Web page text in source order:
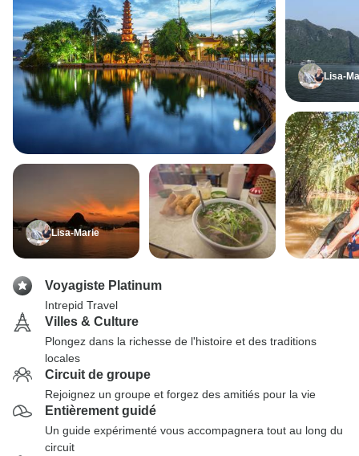
Lisa-Marie
Lisa-
Voyagiste Platinum
Intrepid Travel
Villes & Culture
Plongez dans la richesse de l'histoire et des traditions
locales
Circuit de groupe
Rejoignez un groupe et forgez des amitiés pour la vie
Entièrement guidé
Un guide expérimenté vous accompagnera tout au long du
circuit